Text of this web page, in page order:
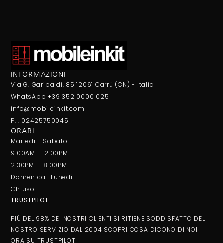
INFORMAZIONI
Via G. Garibaldi, 85 12061 Carrù (CN) - Italia
WhatsApp +39 352 0000 025
info@mobileinkit.com
P.I. 02425750045
ORARI
Martedi - Sabato
9:00AM - 12:00PM
2:30PM - 18:00PM
Domenica -Lunedì:
Chiuso
TRUSTPILOT
PIÙ DEL 98% DEI NOSTRI CLIENTI SI RITIENE SODDISFATTO DEL
NOSTRO SERVIZIO DAL 2004 SCOPRI COSA DICONO DI NOI
ORA SU TRUSTPILOT